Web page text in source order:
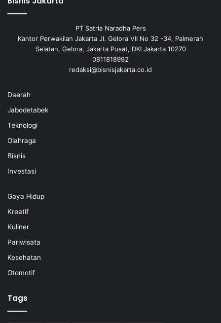
PT Satria Naradha Pers
Kantor Perwakilan Jakarta Jl. Gelora VII No 32 -34, Palmerah
Selatan, Gelora, Jakarta Pusat, DKI Jakarta 10270
0811818992
redaksi@bisnisjakarta.co.id
Daerah
Jabodetabek
Teknologi
Olahraga
Bisnis
Investasi
Gaya Hidup
Kreatif
Kuliner
Pariwisata
Kesehatan
Otomotif
Tags